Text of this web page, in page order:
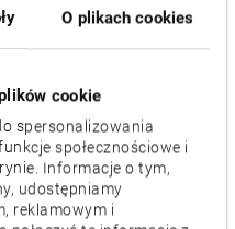
O plikach cookies
cookie
spersonalizowania
społecznościowe i
Informacje o tym,
udostępniamy
reklamowym i
[15,000]